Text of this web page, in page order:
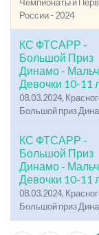
России - 2024
КС ФТСАРР -
Большой Приз
Динамо -
Девочки 10-11
08.03.2024,
Большой приз
КС ФТСАРР -
Большой Приз
Динамо -
Девочки 10-11
08.03.2024,
Большой приз